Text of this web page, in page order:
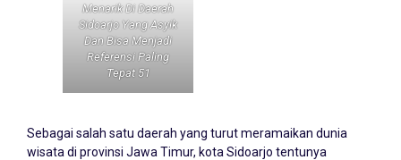
Menarik Di Daerah
Sidoarjo Yang Asyik
Dan Bisa Menjadi
Referensi Paling
Tepat 51
Sebagai salah satu daerah yang turut meramaikan dunia
wisata di provinsi Jawa Timur, kota Sidoarjo tentunya